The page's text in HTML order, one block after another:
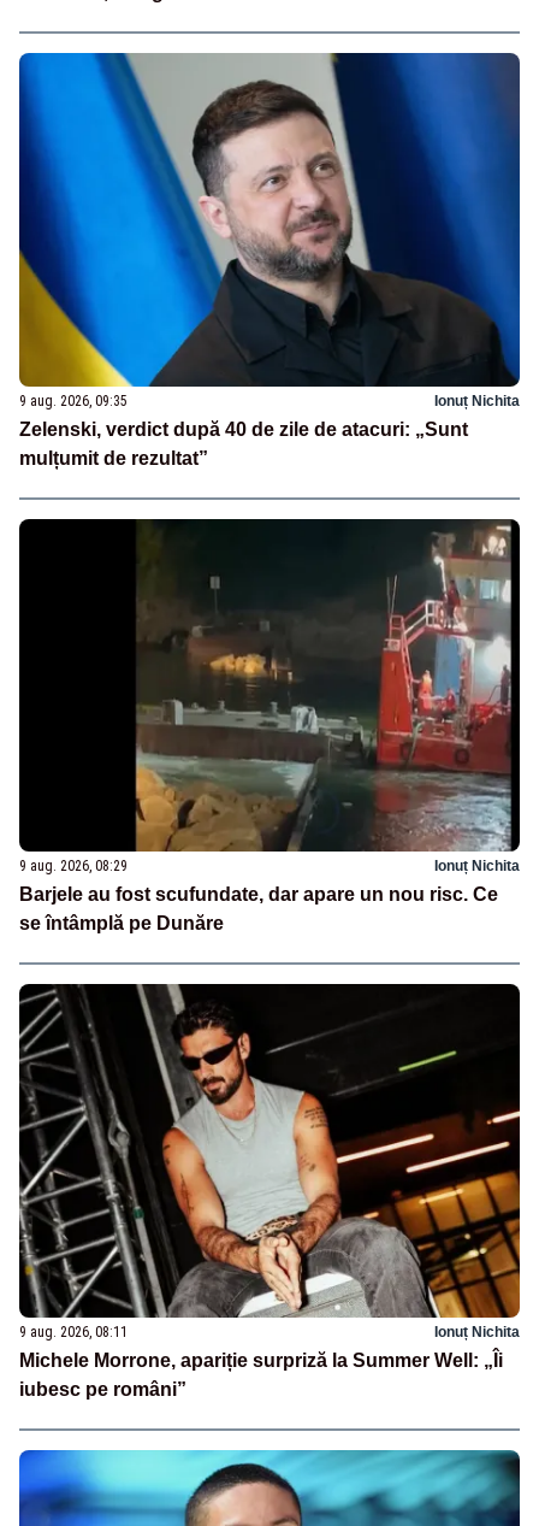
9 aug. 2026, 09:35 Ionuț Nichita
Zelenski, verdict după 40 de zile de atacuri: „Sunt
mulțumit de rezultat”
9 aug. 2026, 08:29 Ionuț Nichita
Barjele au fost scufundate, dar apare un nou risc. Ce
se întâmplă pe Dunăre
9 aug. 2026, 08:11 Ionuț Nichita
Michele Morrone, apariție surpriză la Summer Well: „Îi
iubesc pe români”